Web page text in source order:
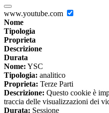
www.youtube.com
Nome
Tipologia
Proprieta
Descrizione
Durata
Nome: YSC
Tipologia: analitico
Proprieta: Terze Parti
Descrizione: Questo cookie è
traccia delle visualizzazioni dei
Durata: Sessione